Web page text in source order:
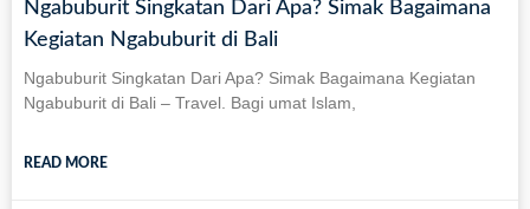
Ngabuburit Singkatan Dari Apa? Simak Bagaimana
Kegiatan Ngabuburit di Bali
Ngabuburit Singkatan Dari Apa? Simak Bagaimana Kegiatan
Ngabuburit di Bali – Travel. Bagi umat Islam,
READ MORE